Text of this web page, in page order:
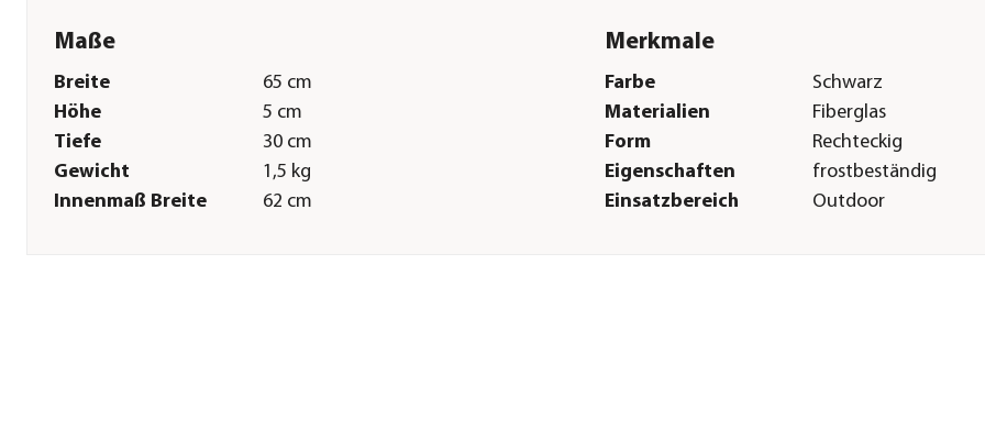
Maße
Breite
65 cm
Höhe
5 cm
Tiefe
30 cm
Gewicht
1,5 kg
Innenmaß Breite
62 cm
Merkmale
Farbe
Schwarz
Materialien
Fiberglas
Form
Rechteckig
Eigenschaften
frostbeständig
Einsatzbereich
Outdoor